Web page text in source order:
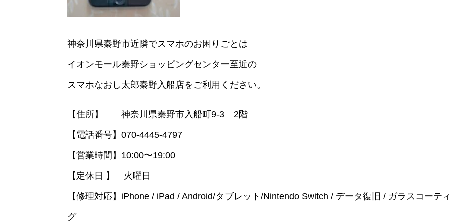
神奈川県秦野市近隣でスマホのお困りごとは
イオンモール秦野ショッピングセンター至近の
スマホなおし太郎秦野入船店をご利用ください。
【住所】 神奈川県秦野市入船町9-3 2階
【電話番号】070-4445-4797
【営業時間】10:00〜19:00
【定休日 】 火曜日
【修理対応】iPhone / iPad / Android/タブレット/Nintendo Switch / データ復旧 / ガラスコーテ
グ